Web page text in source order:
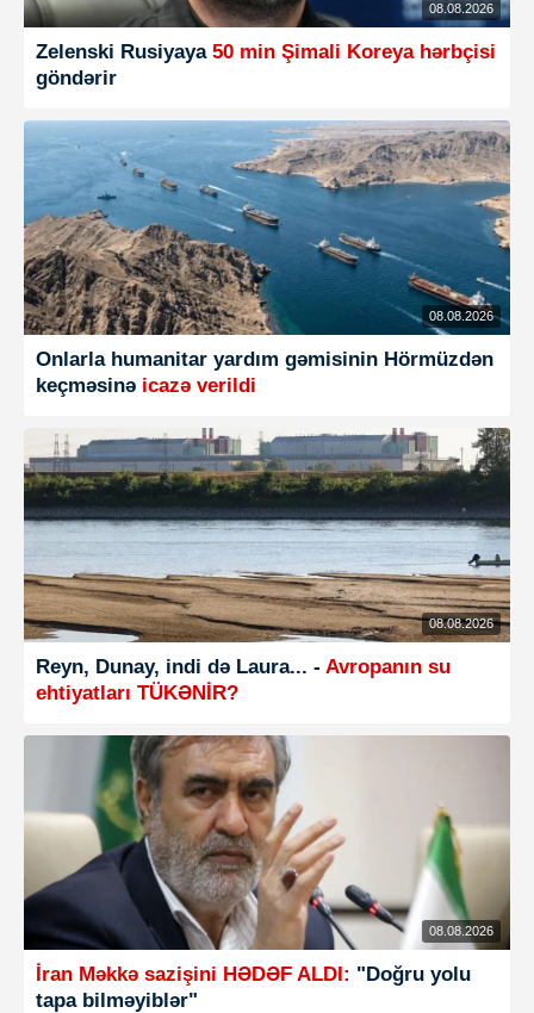
08.08.2026
Zelenski Rusiyaya 50 min Şimali Koreya hərbçisi
göndərir
08.08.2026
Onlarla humanitar yardım gəmisinin Hörmüzdən
keçməsinə icazə verildi
08.08.2026
Reyn, Dunay, indi də Laura... - Avropanın su
ehtiyatları TÜKƏNİR?
08.08.2026
İran Məkkə sazişini HƏDƏF ALDI: "Doğru yolu
tapa bilməyiblər"